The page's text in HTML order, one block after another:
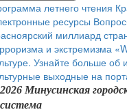
летнего чтения
ресурсы
миллиард
и экстремизма
Узнайте больше об
выходные на
2026 Минусинская
система